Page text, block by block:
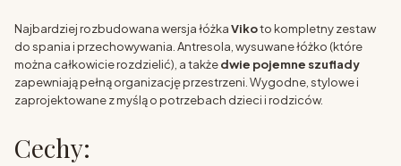
Najbardziej rozbudowana wersja łóżkaVikoto kompletny zestaw
do spania i przechowywania. Antresola, wysuwane łóżko (które
można całkowicie rozdzielić), a takżedwie pojemne szuflady
zapewniają pełną organizację przestrzeni. Wygodne, stylowe i
zaprojektowane z myślą o potrzebach dzieci i rodziców.
Cechy: